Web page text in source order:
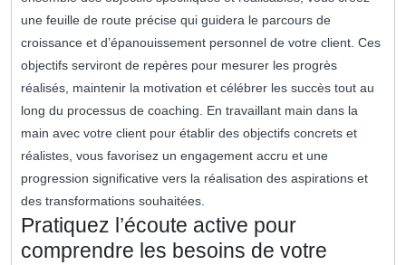
une feuille de route précise qui guidera le parcours de
croissance et d’épanouissement personnel de votre client. Ces
objectifs serviront de repères pour mesurer les progrès
réalisés, maintenir la motivation et célébrer les succès tout au
long du processus de coaching. En travaillant main dans la
main avec votre client pour établir des objectifs concrets et
réalistes, vous favorisez un engagement accru et une
progression significative vers la réalisation des aspirations et
des transformations souhaitées.
Pratiquez l’écoute active pour
comprendre les besoins de votre